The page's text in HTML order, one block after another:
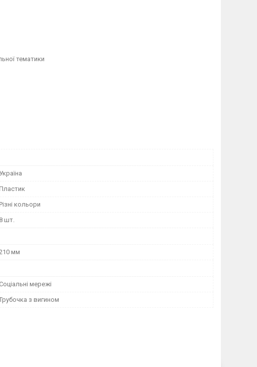
тематики
Україна
кольори
8 шт.
мм
Соціальні мережі
з вигином